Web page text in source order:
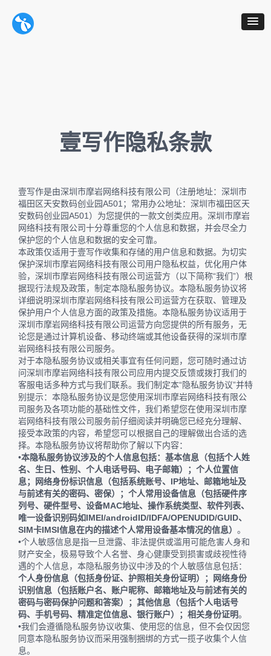
壹写作隐私条款
壹写作是由深圳市摩岩网络科技有限公司（注册地址：深圳市
福田区天安数码创业园A501；常用办公地址：深圳市福田区天
安数码创业园A501）为您提供的一款文创类应用。深圳市摩岩
网络科技有限公司十分尊重您的个人信息和数据，并会尽全力
保护您的个人信息和数据的安全可靠。
本政策仅适用于壹写作收集和存储的用户信息和数据。为切实
保护深圳市摩岩网络科技有限公司用户隐私权益，优化用户体
验，深圳市摩岩网络科技有限公司运营方（以下简称“我们”）根
据现行法规及政策，制定本隐私服务协议。本隐私服务协议将
详细说明深圳市摩岩网络科技有限公司运营方在获取、管理及
保护用户个人信息方面的政策及措施。本隐私服务协议适用于
深圳市摩岩网络科技有限公司运营方向您提供的所有服务，无
论您是通过计算机设备、移动终端或其他设备获得的深圳市摩
岩网络科技有限公司服务。
对于本隐私服务协议或相关事宜有任何问题，您可随时通过访
问深圳市摩岩网络科技有限公司应用内提交反馈或拨打我们的
客服电话多种方式与我们联系。我们制定本“隐私服务协议”并特
别提示：本隐私服务协议是您使用深圳市摩岩网络科技有限公
司服务及各项功能的基础性文件，我们希望您在使用深圳市摩
岩网络科技有限公司服务前仔细阅读并明确您已经充分理解、
接受本政策的内容，希望您可以根据自己的理解做出合适的选
择。本隐私服务协议将帮助你了解以下内容：
•本隐私服务协议涉及的个人信息包括：基本信息（包括个人姓
名、生日、性别、个人电话号码、电子邮箱）；个人位置信
息；网络身份标识信息（包括系统账号、IP地址、邮箱地址及
与前述有关的密码、密保）；个人常用设备信息（包括硬件序
列号、硬件型号、设备MAC地址、操作系统类型、软件列表、
唯一设备识别码如IMEI/androidID/IDFA/OPENUDID/GUID、
SIM卡IMSI信息在内的描述个人常用设备基本情况的信息） 。
•个人敏感信息是指一旦泄露、非法提供或滥用可能危害人身和
财产安全，极易导致个人名誉、身心健康受到损害或歧视性待
遇的个人信息，本隐私服务协议中涉及的个人敏感信息包括：
个人身份信息（包括身份证、护照相关身份证明）；网络身份
识别信息（包括账户名、账户昵称、邮箱地址及与前述有关的
密码与密码保护问题和答案）；其他信息（包括个人电话号
码、手机号码、精准定位信息、银行账户）；相关身份证明。
•我们会遵循隐私服务协议收集、使用您的信息，但不会仅因您
同意本隐私服务协议而采用强制捆绑的方式一揽子收集个人信
息。